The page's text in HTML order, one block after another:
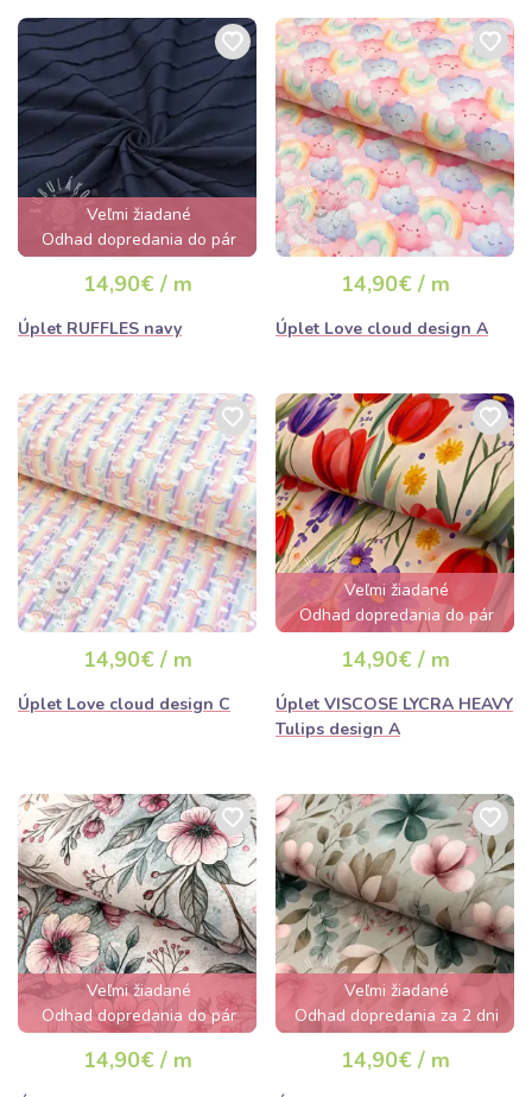
Veľmi žiadané
Odhad dopredania do pár
hodín
14,90€ / m
Úplet RUFFLES navy
14,90€ / m
Úplet Love cloud design A
14,90€ / m
Úplet Love cloud design C
Veľmi žiadané
Odhad dopredania do pár
hodín
14,90€ / m
Úplet VISCOSE LYCRA HEAVY
Tulips design A
Veľmi žiadané
Odhad dopredania do pár
hodín
14,90€ / m
Veľmi žiadané
Odhad dopredania za 2 dni
14,90€ / m